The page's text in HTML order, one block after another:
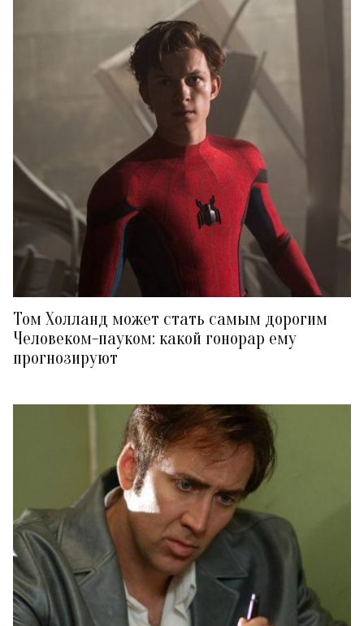
Том Холланд может стать самым дорогим
Человеком-пауком: какой гонорар ему
прогнозируют